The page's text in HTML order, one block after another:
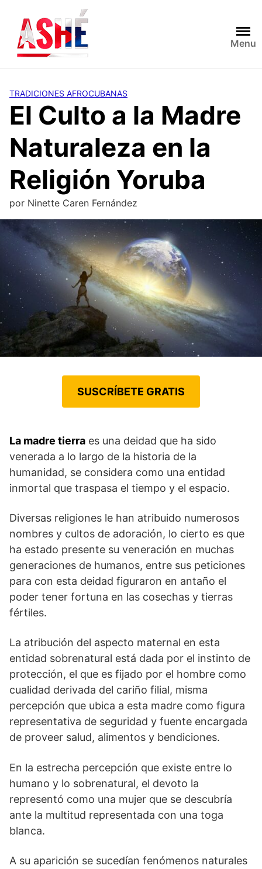
contenido
Menu
TRADICIONES AFROCUBANAS
El Culto a la Madre
Naturaleza en la
Religión Yoruba
por Ninette Caren Fernández
SUSCRÍBETE GRATIS
La madre tierra es una deidad que ha sido
venerada a lo largo de la historia de la
humanidad, se considera como una entidad
inmortal que traspasa el tiempo y el espacio.
Diversas religiones le han atribuido numerosos
nombres y cultos de adoración, lo cierto es que
ha estado presente su veneración en muchas
generaciones de humanos, entre sus peticiones
para con esta deidad figuraron en antaño el
poder tener fortuna en las cosechas y tierras
fértiles.
La atribución del aspecto maternal en esta
entidad sobrenatural está dada por el instinto de
protección, el que es fijado por el hombre como
cualidad derivada del cariño filial, misma
percepción que ubica a esta madre como figura
representativa de seguridad y fuente encargada
de proveer salud, alimentos y bendiciones.
En la estrecha percepción que existe entre lo
humano y lo sobrenatural, el devoto la
representó como una mujer que se descubría
ante la multitud representada con una toga
blanca.
A su aparición se sucedían fenómenos naturales